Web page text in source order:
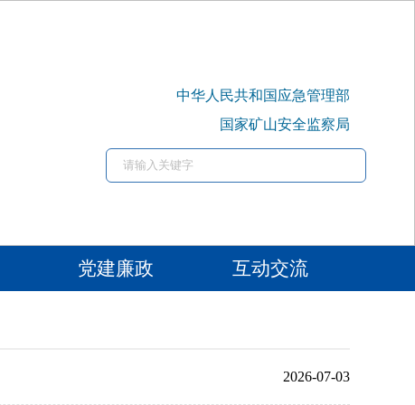
中华人民共和国应急管理部
国家矿山安全监察局
党建廉政 互动交流
2026-07-03